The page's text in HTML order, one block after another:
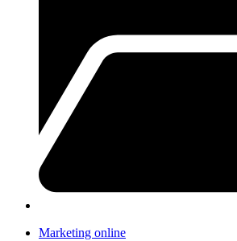
Marketing online